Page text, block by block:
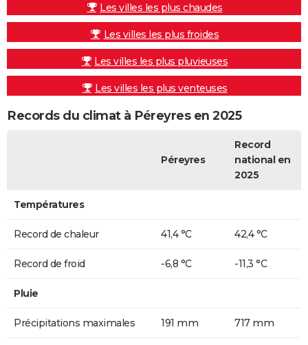
Les villes les plus chaudes
Les villes les plus froides
Les villes les plus pluvieuses
Les villes les plus venteuses
Records du climat à Péreyres en 2025
Péreyres
Record
national en
2025
Températures
Record de chaleur 41,4 °C 42,4 °C
Record de froid -6,8 °C -11,3 °C
Pluie
Précipitations maximales 191 mm 717 mm